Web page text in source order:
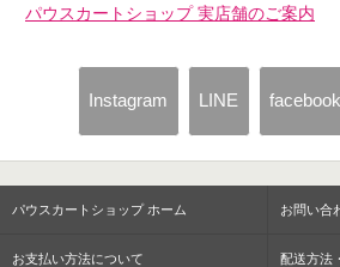
パウスカートショップ 実店舗のご案内
Instagram LINE facebook
パウスカートショップ ホーム お問い合
お支払い方法について 配送方法